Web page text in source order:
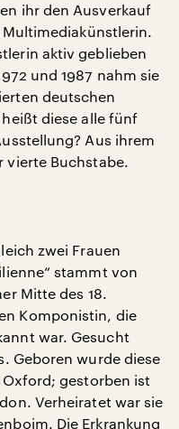
ihr den Ausverkauf
aktiv geblieben
und 1987 nahm sie
deutschen
diese alle fünf
Aus ihrem
vierte Buchstabe.
zwei Frauen
stammt von
Mitte des 18.
Komponistin, die
war. Gesucht
Geboren wurde diese
Oxford; gestorben ist
Verheiratet war sie
Die Erkrankung